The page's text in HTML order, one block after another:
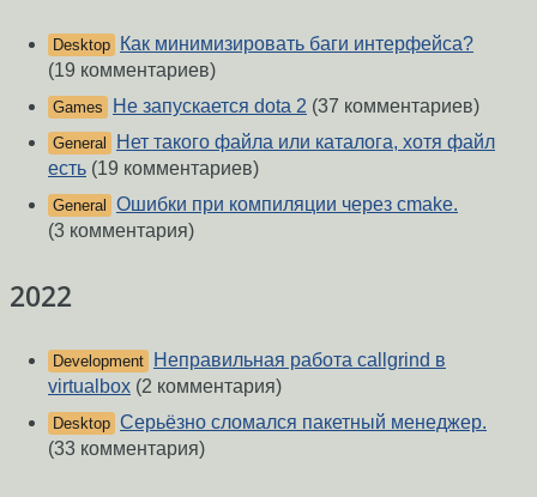
Desktop
Как минимизировать баги интерфейса?
(19 комментариев)
Games Не запускается dota 2 (37 комментариев)
General
Нет такого файла или каталога, хотя файл
есть (19 комментариев)
General
Ошибки при компиляции через cmake.
(3 комментария)
2022
Development
Неправильная работа callgrind в
virtualbox (2 комментария)
Desktop Серьёзно сломался пакетный менеджер.
(33 комментария)